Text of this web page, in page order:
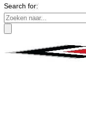
Search for: